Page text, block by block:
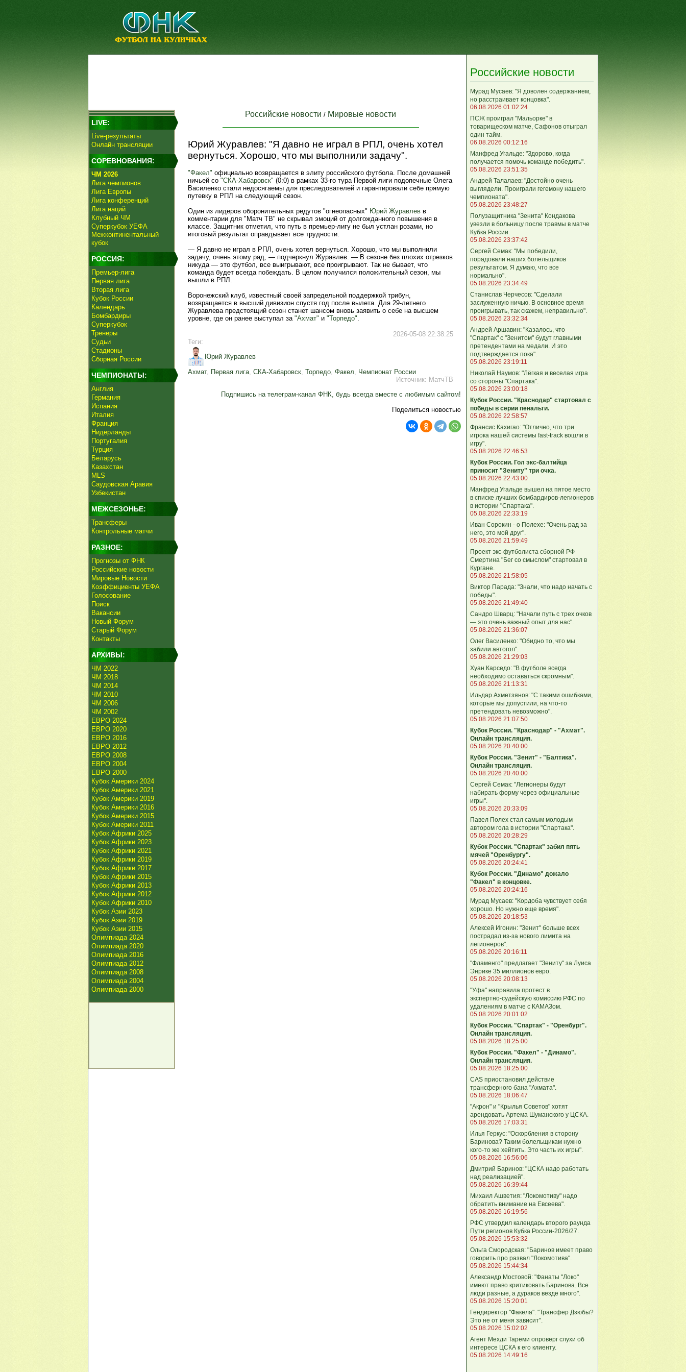
LIVE:
Live-результаты
Онлайн трансляции
СОРЕВНОВАНИЯ:
ЧМ 2026
Лига чемпионов
Лига Европы
Лига конференций
Лига наций
Клубный ЧМ
Суперкубок УЕФА
Межконтинентальный
кубок
РОССИЯ:
Премьер-лига
Первая лига
Вторая лига
Кубок России
Календарь
Бомбардиры
Суперкубок
Тренеры
Судьи
Стадионы
Сборная России
ЧЕМПИОНАТЫ:
Англия
Германия
Испания
Италия
Франция
Нидерланды
Португалия
Турция
Беларусь
Казахстан
MLS
Саудовская Аравия
Узбекистан
МЕЖСЕЗОНЬЕ:
Трансферы
Контрольные матчи
РАЗНОЕ:
Прогнозы от ФНК
Российские новости
Мировые Новости
Коэффициенты УЕФА
Голосование
Поиск
Вакансии
Новый Форум
Старый Форум
Контакты
АРХИВЫ:
ЧМ 2022
ЧМ 2018
ЧМ 2014
ЧМ 2010
ЧМ 2006
ЧМ 2002
ЕВРО 2024
ЕВРО 2020
ЕВРО 2016
ЕВРО 2012
ЕВРО 2008
ЕВРО 2004
ЕВРО 2000
Кубок Америки 2024
Кубок Америки 2021
Кубок Америки 2019
Кубок Америки 2016
Кубок Америки 2015
Кубок Америки 2011
Кубок Африки 2025
Кубок Африки 2023
Кубок Африки 2021
Кубок Африки 2019
Кубок Африки 2017
Кубок Африки 2015
Кубок Африки 2013
Кубок Африки 2012
Кубок Африки 2010
Кубок Азии 2023
Кубок Азии 2019
Кубок Азии 2015
Олимпиада 2024
Олимпиада 2020
Олимпиада 2016
Олимпиада 2012
Олимпиада 2008
Олимпиада 2004
Олимпиада 2000
Российские новости / Мировые новости
Юрий Журавлев: "Я давно не играл в РПЛ, очень хотел
вернуться. Хорошо, что мы выполнили задачу".
"Факел" официально возвращается в элиту российского футбола. После домашней
ничьей со "СКА-Хабаровск" (0:0) в рамках 33-го тура Первой лиги подопечные Олега
Василенко стали недосягаемы для преследователей и гарантировали себе прямую
путевку в РПЛ на следующий сезон.
Один из лидеров оборонительных редутов "огнеопасных" Юрий Журавлев в
комментарии для "Матч ТВ" не скрывал эмоций от долгожданного повышения в
классе. Защитник отметил, что путь в премьер-лигу не был устлан розами, но
итоговый результат оправдывает все трудности.
— Я давно не играл в РПЛ, очень хотел вернуться. Хорошо, что мы выполнили
задачу, очень этому рад, — подчеркнул Журавлев. — В сезоне без плохих отрезков
никуда — это футбол, все выигрывают, все проигрывают. Так не бывает, что
команда будет всегда побеждать. В целом получился положительный сезон, мы
вышли в РПЛ.
Воронежский клуб, известный своей запредельной поддержкой трибун,
возвращается в высший дивизион спустя год после вылета. Для 29-летнего
Журавлева предстоящий сезон станет шансом вновь заявить о себе на высшем
уровне, где он ранее выступал за "Ахмат" и "Торпедо".
2026-05-08 22:38:25
Теги:
Юрий Журавлев
Ахмат, Первая лига, СКА-Хабаровск, Торпедо, Факел, Чемпионат России
Источник: МатчТВ
Подпишись на телеграм-канал ФНК, будь всегда вместе с любимым сайтом!
Поделиться новостью
Российские новости
Мурад Мусаев: "Я доволен содержанием,
но расстраивает концовка".
06.08.2026 01:02:24
ПСЖ проиграл "Мальорке" в
товарищеском матче, Сафонов отыграл
один тайм.
06.08.2026 00:12:16
Манфред Угальде: "Здорово, когда
получается помочь команде победить".
05.08.2026 23:51:35
Андрей Талалаев: "Достойно очень
выглядели. Проиграли гегемону нашего
чемпионата".
05.08.2026 23:48:27
Полузащитника "Зенита" Кондакова
увезли в больницу после травмы в матче
Кубка России.
05.08.2026 23:37:42
Сергей Семак: "Мы победили,
порадовали наших болельщиков
результатом. Я думаю, что все
нормально".
05.08.2026 23:34:49
Станислав Черчесов: "Сделали
заслуженную ничью. В основное время
проигрывать, так скажем, неправильно".
05.08.2026 23:32:34
Андрей Аршавин: "Казалось, что
"Спартак" с "Зенитом" будут главными
претендентами на медали. И это
подтверждается пока".
05.08.2026 23:19:11
Николай Наумов: "Лёгкая и веселая игра
со стороны "Спартака".
05.08.2026 23:00:18
Кубок России. "Краснодар" стартовал с
победы в серии пенальти.
05.08.2026 22:58:57
Франсис Кахигао: "Отлично, что три
игрока нашей системы fast‑track вошли в
игру".
05.08.2026 22:46:53
Кубок России. Гол экс-балтийца
приносит "Зениту" три очка.
05.08.2026 22:43:00
Манфред Угальде вышел на пятое место
в списке лучших бомбардиров-легионеров
в истории "Спартака".
05.08.2026 22:33:19
Иван Сорокин - о Полехе: "Очень рад за
него, это мой друг".
05.08.2026 21:59:49
Проект экс-футболиста сборной РФ
Смертина "Бег со смыслом" стартовал в
Кургане.
05.08.2026 21:58:05
Виктор Парада: "Знали, что надо начать с
победы".
05.08.2026 21:49:40
Сандро Шварц: "Начали путь с трех очков
— это очень важный опыт для нас".
05.08.2026 21:36:07
Олег Василенко: "Обидно то, что мы
забили автогол".
05.08.2026 21:29:03
Хуан Карседо: "В футболе всегда
необходимо оставаться скромным".
05.08.2026 21:13:31
Ильдар Ахметзянов: "С такими ошибками,
которые мы допустили, на что‑то
претендовать невозможно".
05.08.2026 21:07:50
Кубок России. "Краснодар" - "Ахмат".
Онлайн трансляция.
05.08.2026 20:40:00
Кубок России. "Зенит" - "Балтика".
Онлайн трансляция.
05.08.2026 20:40:00
Сергей Семак: "Легионеры будут
набирать форму через официальные
игры".
05.08.2026 20:33:09
Павел Полех стал самым молодым
автором гола в истории "Спартака".
05.08.2026 20:28:29
Кубок России. "Спартак" забил пять
мячей "Оренбургу".
05.08.2026 20:24:41
Кубок России. "Динамо" дожало
"Факел" в концовке.
05.08.2026 20:24:16
Мурад Мусаев: "Кордоба чувствует себя
хорошо. Но нужно еще время".
05.08.2026 20:18:53
Алексей Игонин: "Зенит" больше всех
пострадал из-за нового лимита на
легионеров".
05.08.2026 20:16:11
"Фламенго" предлагает "Зениту" за Луиса
Энрике 35 миллионов евро.
05.08.2026 20:08:13
"Уфа" направила протест в
экспертно‑судейскую комиссию РФС по
удалениям в матче с КАМАЗом.
05.08.2026 20:01:02
Кубок России. "Спартак" - "Оренбург".
Онлайн трансляция.
05.08.2026 18:25:00
Кубок России. "Факел" - "Динамо".
Онлайн трансляция.
05.08.2026 18:25:00
CAS приостановил действие
трансферного бана "Ахмата".
05.08.2026 18:06:47
"Акрон" и "Крылья Советов" хотят
арендовать Артема Шуманского у ЦСКА.
05.08.2026 17:03:31
Илья Геркус: "Оскорбления в сторону
Баринова? Таким болельщикам нужно
кого‑то же хейтить. Это часть их игры".
05.08.2026 16:56:06
Дмитрий Баринов: "ЦСКА надо работать
над реализацией".
05.08.2026 16:39:44
Михаил Ашветия: "Локомотиву" надо
обратить внимание на Евсеева".
05.08.2026 16:19:56
РФС утвердил календарь второго раунда
Пути регионов Кубка России-2026/27.
05.08.2026 15:53:32
Ольга Смородская: "Баринов имеет право
говорить про развал "Локомотива".
05.08.2026 15:44:34
Александр Мостовой: "Фанаты "Локо"
имеют право критиковать Баринова. Все
люди разные, а дураков везде много".
05.08.2026 15:20:01
Гендиректор "Факела": "Трансфер Дзюбы?
Это не от меня зависит".
05.08.2026 15:02:02
Агент Мехди Тареми опроверг слухи об
интересе ЦСКА к его клиенту.
05.08.2026 14:49:16